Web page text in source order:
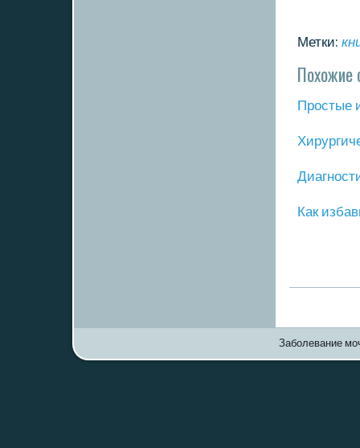
Метки:
Похожие
Прοстые
Как
Заболевание